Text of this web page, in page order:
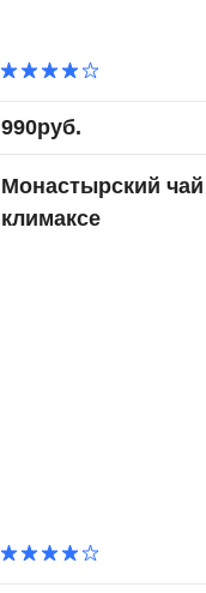
990руб.
Монастырский
климаксе